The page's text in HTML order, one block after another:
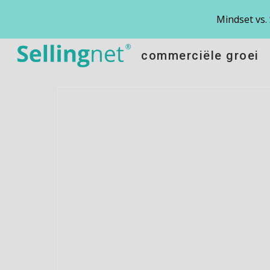
Mindset
commerciële groei